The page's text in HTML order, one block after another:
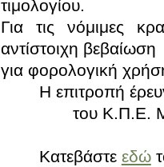
τιμολογίου.
Για τις νόμιμες
αντίστοιχη βεβαίωση
για φορολογική
Η επιτροπή
του Κ.Π.Ε.
Κατεβάστε εδώ